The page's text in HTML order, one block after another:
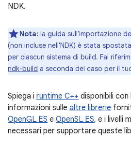
NDK.
Nota: la guida sull'importazione
(non incluse nell'NDK) è stata
per ciascun sistema di build. Fai
ndk-build a seconda del caso per il
Spiega i runtime C++ disponibili
informazioni sulle altre librerie
OpenGL ES e OpenSL ES, e i livelli
necessari per supportare queste